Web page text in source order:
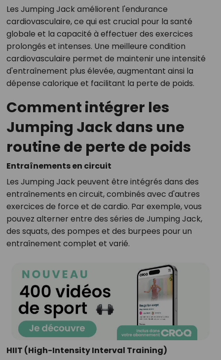
Les Jumping Jack améliorent l'endurance
cardiovasculaire, ce qui est crucial pour la santé
globale et la capacité à effectuer des exercices
prolongés et intenses. Une meilleure condition
cardiovasculaire permet de maintenir une intensité
d'entraînement plus élevée, augmentant ainsi la
dépense calorique et facilitant la perte de poids.
Comment intégrer les
Jumping Jack dans une
routine de perte de poids
Entraînements en circuit
Les Jumping Jack peuvent être intégrés dans des
entraînements en circuit, combinés avec d'autres
exercices de force et de cardio. Par exemple, vous
pouvez alterner entre des séries de Jumping Jack,
des squats, des pompes et des burpees pour un
entraînement complet et varié.
HIIT (High-Intensity Interval Training)